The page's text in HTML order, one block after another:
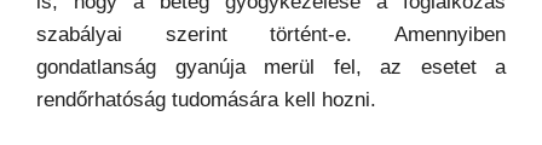
szabályai szerint történt-e. Amennyiben
gondatlanság gyanúja merül fel, az esetet a
rendőrhatóság tudomására kell hozni.